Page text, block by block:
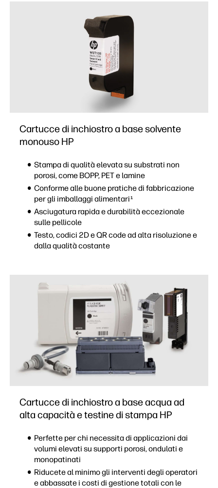
Cartucce di inchiostro a base solvente
monouso HP
Stampa di qualità elevata su substrati non
porosi, come BOPP, PET e lamine
Conforme alle buone pratiche di fabbricazione
per gli imballaggi alimentari 1
Asciugatura rapida e durabilità eccezionale
sulle pellicole
Testo, codici 2D e QR code ad alta risoluzione e
dalla qualità costante
Cartucce di inchiostro a base acqua ad
alta capacità e testine di stampa HP
Perfette per chi necessita di applicazioni dai
volumi elevati su supporti porosi, ondulati e
monopatinati
Riducete al minimo gli interventi degli operatori
e abbassate i costi di gestione totali con le